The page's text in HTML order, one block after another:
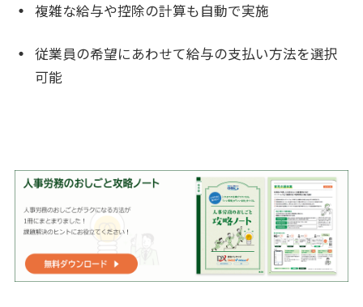
複雑な給与や控除の計算も自動で実施
従業員の希望にあわせて給与の支払い方法を選択
可能